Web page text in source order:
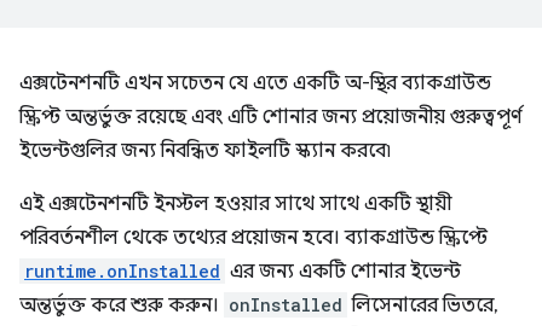
এক্সটেনশনটি এখন সচেতন যে এতে একটি অ-স্থির ব্যাকগ্রাউন্ড
স্ক্রিপ্ট অন্তর্ভুক্ত রয়েছে এবং এটি শোনার জন্য প্রয়োজনীয় গুরুত্বপূর্ণ
ইভেন্টগুলির জন্য নিবন্ধিত ফাইলটি স্ক্যান করবে৷
এই এক্সটেনশনটি ইনস্টল হওয়ার সাথে সাথে একটি স্থায়ী
পরিবর্তনশীল থেকে তথ্যের প্রয়োজন হবে। ব্যাকগ্রাউন্ড স্ক্রিপ্টে
runtime.onInstalled এর জন্য একটি শোনার ইভেন্ট
অন্তর্ভুক্ত করে শুরু করুন। onInstalled লিসেনারের ভিতরে,